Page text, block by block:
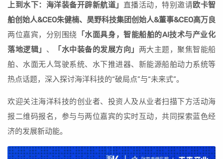
上到水下：海洋装备开辟新航道」 直播活动，特别邀请欧卡智
舶创始人&CEO朱健楠、昊野科技集团创始人&董事&CEO高万良
两位嘉宾，分别围绕
「水面具身，智能船舶的AI技术与产业化
落地逻辑」 、 「水中装备的发展方向」 两大主题，聚焦智能船
舶、水面无人驾驶系统、水下推进器、新能源船舶动力系统等
热点话题，深入探讨海洋科技的“破局点”与“未来式”。
欢迎关注海洋科技的创业者、投资人及从业者扫描下方活动海
报二维码报名，参与与两位嘉宾的实时互动，共同探索蓝色经
济的发展新动能。